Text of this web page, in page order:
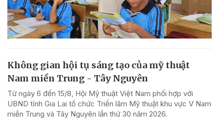
Không gian hội tụ sáng tạo của mỹ thuật
Nam miền Trung - Tây Nguyên
Từ ngày 6 đến 15/8, Hội Mỹ thuật Việt Nam phối hợp với
UBND tỉnh Gia Lai tổ chức Triển lãm Mỹ thuật khu vực V Nam
miền Trung và Tây Nguyên lần thứ 30 năm 2026.